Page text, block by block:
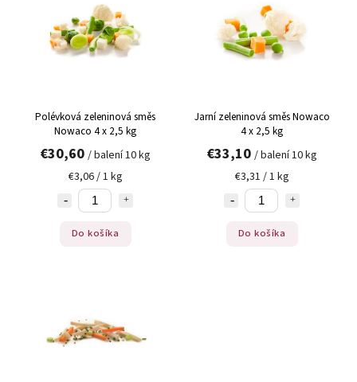
Polévková zeleninová směs
Nowaco 4 x 2,5 kg
€30,60 / balení 10 kg
€3,06 / 1 kg
Do košíka
Jarní zeleninová směs Nowaco
4 x 2,5 kg
€33,10 / balení 10 kg
€3,31 / 1 kg
Do košíka